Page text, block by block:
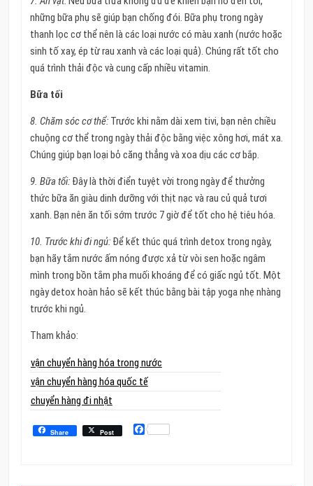
những bữa phụ sẽ giúp bạn chống đói. Bữa phụ trong ngày
thanh lọc cơ thể nên là các loại nước có màu xanh (nước hoặc
sinh tố xay, ép từ rau xanh và các loại quả). Chúng rất tốt cho
quá trình thải độc và cung cấp nhiều vitamin.
Bữa tối
8. Chăm sóc cơ thể:Trước khi nằm dài xem tivi, bạn nên chiều
chuộng cơ thể trong ngày thải độc bằng việc xông hơi, mát xa.
Chúng giúp bạn loại bỏ căng thẳng và xoa dịu các cơ bắp.
9. Bữa tối:Đây là thời điển tuyệt vời trong ngày để thưởng
thức bữa ăn giàu dinh dưỡng với thịt nạc và rau củ quả tươi
xanh. Bạn nên ăn tối sớm trước 7 giờ để tốt cho hệ tiêu hóa.
10. Trước khi đi ngủ: Để kết thúc quá trình detox trong ngày,
bạn hãy tắm nước ấm nóng được xả từ vòi sen hoặc ngâm
mình trong bồn tắm pha muối khoáng để có giấc ngủ tốt. Một
ngày detox hoàn hảo sẽ kết thúc bằng bài tập yoga nhẹ nhàng
trước khi ngủ.
Tham khảo:
vận chuyển hàng hóa trong nước
vận chuyển hàng hóa quốc tế
chuyển hàng đi nhật
Share Post Facebook